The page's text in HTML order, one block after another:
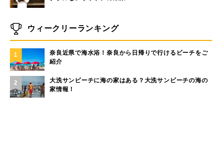
ウィークリーランキング
1
奈良近県で海水浴！奈良から日帰りで行けるビーチをご
紹介
2
大洗サンビーチに海の家はある？大洗サンビーチの海の
家情報！